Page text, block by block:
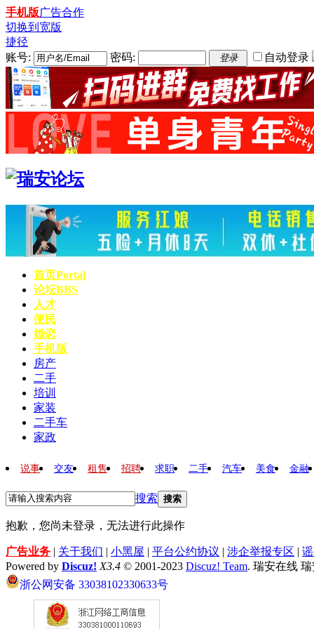
手机版广告合作
切换到宽版
捷径
账号:
密码: 登录 自动登录
首页Portal
论坛BBS
人才
便民
婚恋
手机版
房产
二手
培训
家装
二手车
家政
说事 交友 租售 招聘 求职 二手 汽车 美食 金融
搜索 搜索
抱歉，您尚未登录，无法进行此操作
广告业务 | 关于我们 | 小黑屋 | 平台公约协议 | 涉企举报专区 |
Powered by Discuz! X3.4 © 2001-2023 Discuz! Team. 瑞安在线
浙公网安备 33038102330633号